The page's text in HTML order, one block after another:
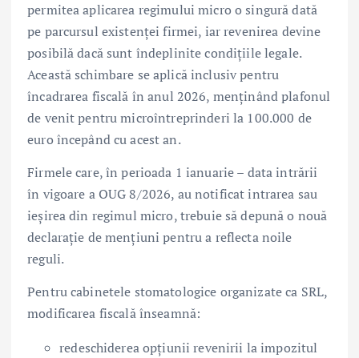
permitea aplicarea regimului micro o singură dată
pe parcursul existenței firmei, iar revenirea devine
posibilă dacă sunt îndeplinite condițiile legale.
Această schimbare se aplică inclusiv pentru
încadrarea fiscală în anul 2026, menținând plafonul
de venit pentru microîntreprinderi la 100.000 de
euro începând cu acest an.
Firmele care, în perioada 1 ianuarie – data intrării
în vigoare a OUG 8/2026, au notificat intrarea sau
ieșirea din regimul micro, trebuie să depună o nouă
declarație de mențiuni pentru a reflecta noile
reguli.
Pentru cabinetele stomatologice organizate ca SRL,
modificarea fiscală înseamnă:
redeschiderea opțiunii revenirii la impozitul